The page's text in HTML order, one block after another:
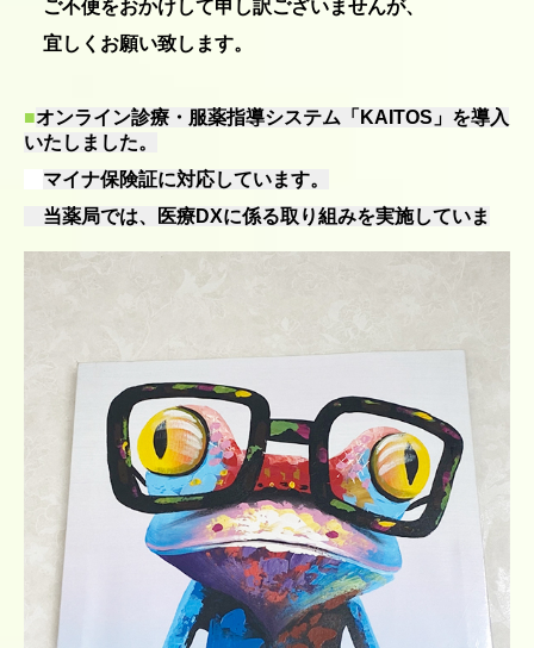
ご不便をおかけして申し訳ございませんが、
宜しくお願い致します。
■オンライン診療・服薬指導システム「KAITOS」を導入
いたしました。
マイナ保険証に対応しています。
当薬局では、医療DXに係る取り組みを実施していま
今後ともよろしくお願いいたします。
以下の ★ 印にあてはまる方・付き添いの方
受付後は
屋外でお待ちください。（感染予防のためト
イレはお貸しできません）
風邪薬を処方された方
発熱・咳・のどの痛み等 症状がある方
テント・車で診察・検査を受けた方